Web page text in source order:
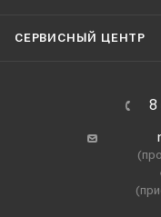
СЕРВИСНЫЙ ЦЕНТР
8